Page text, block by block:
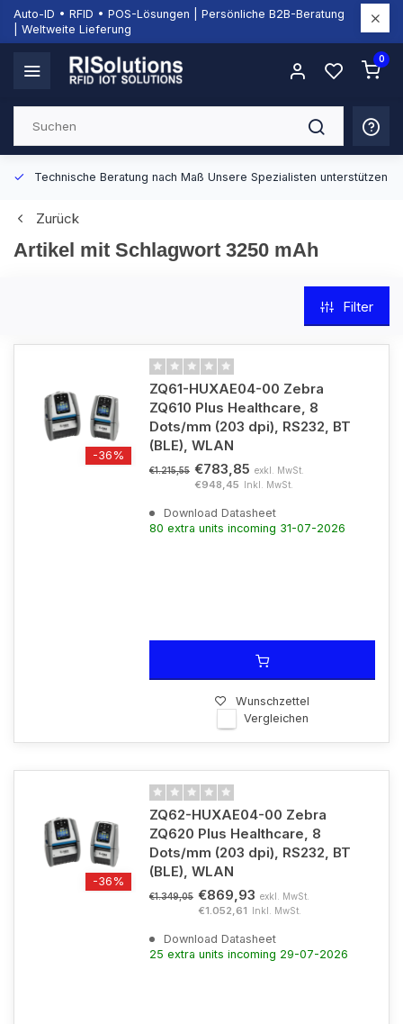
Auto-ID • RFID • POS-Lösungen | Persönliche B2B-Beratung
| Weltweite Lieferung
0
Technische Beratung nach Maß Unsere Spezialisten unterstützen
Zurück
Artikel mit Schlagwort 3250 mAh
Filter
-36%
ZQ61-HUXAE04-00 Zebra
ZQ610 Plus Healthcare, 8
Dots/mm (203 dpi), RS232, BT
(BLE), WLAN
€1.215,55 €783,85 exkl. MwSt.
€948,45 Inkl. MwSt.
Download Datasheet
80 extra units incoming 31-07-2026
Wunschzettel
Vergleichen
-36%
ZQ62-HUXAE04-00 Zebra
ZQ620 Plus Healthcare, 8
Dots/mm (203 dpi), RS232, BT
(BLE), WLAN
€1.349,05 €869,93 exkl. MwSt.
€1.052,61 Inkl. MwSt.
Download Datasheet
25 extra units incoming 29-07-2026